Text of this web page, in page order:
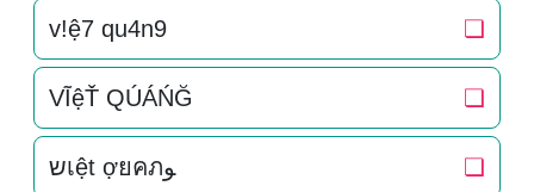
v!ệ7 qu4n9 ❏
VĨệŤ QÚÁŃĞ ❏
שเệt ợยคภﻮ ❏